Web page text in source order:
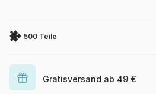
500 Teile
Gratisversand ab 49 €